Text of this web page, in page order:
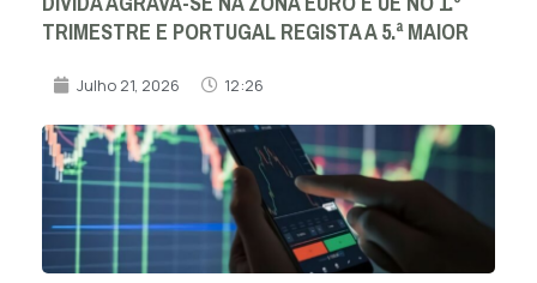
TRIMESTRE E PORTUGAL REGISTA A 5.ª MAIOR
Julho 21, 2026 12:26